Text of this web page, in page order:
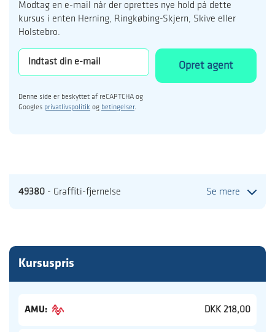
Modtag en e-mail når der oprettes nye hold på dette
kursus i enten Herning, Ringkøbing-Skjern, Skive eller
Holstebro.
Opret agent
Denne side er beskyttet af reCAPTCHA og
Googles privatlivspolitik og betingelser.
49380 - Graffiti-fjernelse Se mere
Kursuspris
AMU: DKK 218,00